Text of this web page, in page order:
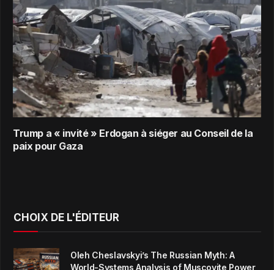
Trump a « invité » Erdogan à siéger au Conseil de la
paix pour Gaza
CHOIX DE L'ÉDITEUR
Oleh Cheslavskyi’s The Russian Myth: A
World-Systems Analysis of Muscovite Power